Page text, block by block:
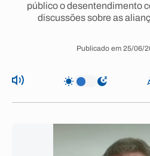
público o desentendimento
discussões sobre as
Publicado em 25/06/